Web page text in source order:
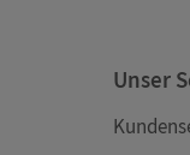
Unser